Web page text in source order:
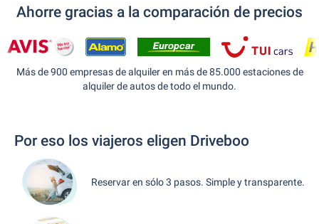
Ahorre gracias a la comparación de precios
Más de 900 empresas de alquiler en más de 85.000 estaciones de
alquiler de autos de todo el mundo.
Por eso los viajeros eligen Driveboo
Reservar en sólo 3 pasos. Simple y transparente.